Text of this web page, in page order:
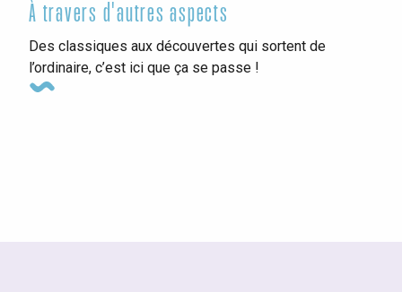
À travers d'autres aspects
Des classiques aux découvertes qui sortent de
l’ordinaire, c’est ici que ça se passe !